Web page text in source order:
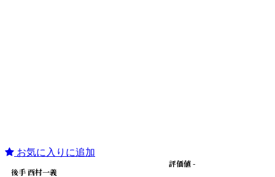
お気に入りに追加
後手 西村一義
評価値 -